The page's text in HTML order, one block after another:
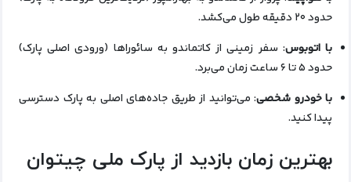
حدود ۲۰ دقیقه طول می‌کشد.
با اتوبوس: سفر زمینی از کاتماندو به سائوراها (ورودی اصلی پارک)
حدود ۵ تا ۶ ساعت زمان می‌برد.
با خودرو شخصی: می‌توانید از طریق جاده‌های اصلی به پارک دسترسی
پیدا کنید.
بهترین زمان بازدید از پارک ملی چیتوان